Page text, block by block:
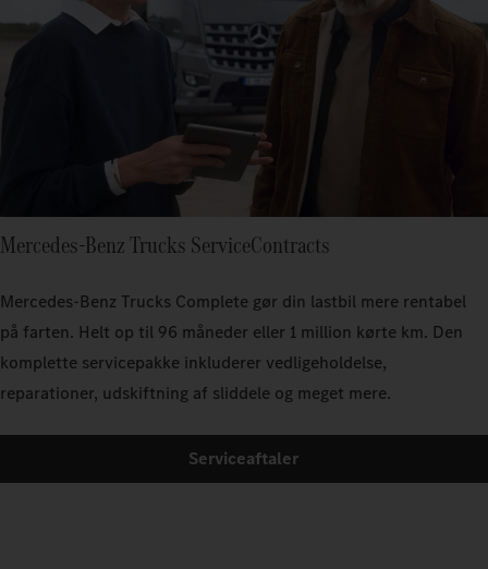
Mercedes‑Benz Trucks ServiceContracts
Mercedes‑Benz Trucks Complete gør din lastbil mere rentabel
på farten. Helt op til 96 måneder eller 1 million kørte km. Den
komplette servicepakke inkluderer vedligeholdelse,
reparationer, udskiftning af sliddele og meget mere.
Serviceaftaler